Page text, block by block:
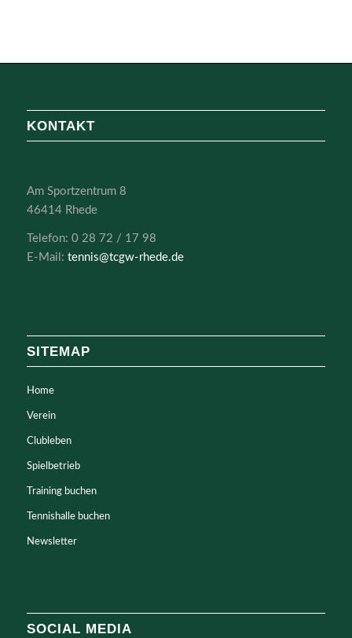
KONTAKT
Am Sportzentrum 8
46414 Rhede
Telefon: 0 28 72 / 17 98
E-Mail: tennis@tcgw-rhede.de
SITEMAP
Home
Verein
Clubleben
Spielbetrieb
Training buchen
Tennishalle buchen
Newsletter
SOCIAL MEDIA